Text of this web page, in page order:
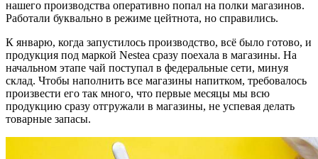
нашего производства оперативно попал на полки магазинов.
Работали буквально в режиме цейтнота, но справились.
К январю, когда запустилось производство, всё было готово, и
продукция под маркой Nestea сразу поехала в магазины. На
начальном этапе чай поступал в федеральные сети, минуя
склад. Чтобы наполнить все магазины напитком, требовалось
произвести его так много, что первые месяцы мы всю
продукцию сразу отгружали в магазины, не успевая делать
товарные запасы.